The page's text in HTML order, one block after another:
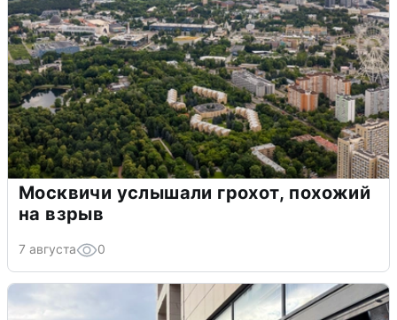
Москвичи услышали грохот, похожий
на взрыв
7 августа 0